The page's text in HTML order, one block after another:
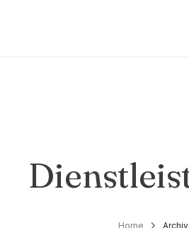
Home